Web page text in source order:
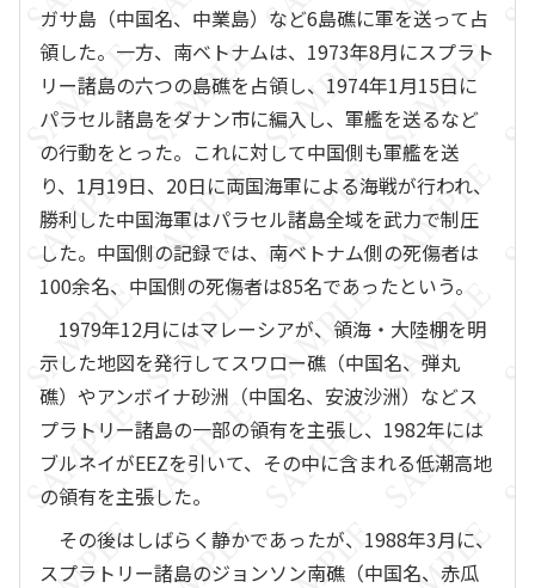
ガサ島（中国名、中業島）など6島礁に軍を送って占
領した。一方、南ベトナムは、1973年8月にスプラト
リー諸島の六つの島礁を占領し、1974年1月15日に
パラセル諸島をダナン市に編入し、軍艦を送るなど
の行動をとった。これに対して中国側も軍艦を送
り、1月19日、20日に両国海軍による海戦が行われ、
勝利した中国海軍はパラセル諸島全域を武力で制圧
した。中国側の記録では、南ベトナム側の死傷者は
100余名、中国側の死傷者は85名であったという。
1979年12月にはマレーシアが、領海・大陸棚を明
示した地図を発行してスワロー礁（中国名、弾丸
礁）やアンボイナ砂洲（中国名、安波沙洲）などス
プラトリー諸島の一部の領有を主張し、1982年には
ブルネイがEEZを引いて、その中に含まれる低潮高地
の領有を主張した。
その後はしばらく静かであったが、1988年3月に、
スプラトリー諸島のジョンソン南礁（中国名、赤瓜